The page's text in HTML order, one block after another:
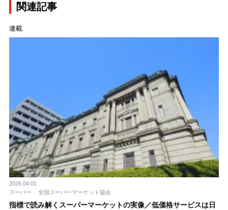
関連記事
連載
2026.04.01
スーパー
全国スーパーマーケット協会
指標で読み解くスーパーマーケットの実像／低価格サービスは日